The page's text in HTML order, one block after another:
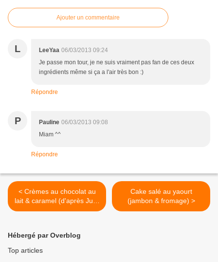
Ajouter un commentaire
L LeeYaa 06/03/2013 09:24
Je passe mon tour, je ne suis vraiment pas fan de ces deux
ingrédients même si ça a l'air très bon :)
Répondre
P Pauline 06/03/2013 09:08
Miam ^^
Répondre
< Crèmes au chocolat au
lait & caramel (d'après Julie
Andrieu)
Cake salé au yaourt
(jambon & fromage) >
Hébergé par Overblog
Top articles